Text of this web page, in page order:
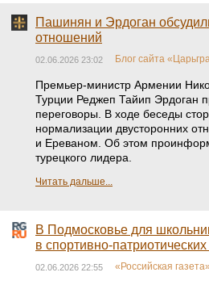
Пашинян и Эрдоган
отношений
02.06.2026 23:02 Блог сайта
Премьер-министр Армении
Турции Реджеп Тайип Эрдоган
переговоры. В ходе беседы
нормализации двусторонних
и Ереваном. Об этом
турецкого лидера.
Читать дальше...
В Подмосковье для
в спортивно-
02.06.2026 22:55 «Российская